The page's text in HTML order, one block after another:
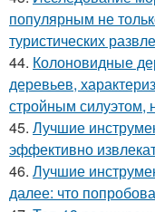
популярным не
туристических
44. Колоновидные
деревьев,
стройным
45. Лучшие
эффективно
46. Лучшие
далее: что